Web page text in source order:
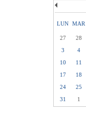
LUN MAR
27 28
3
4
10
11
17
18
24
25
31
1